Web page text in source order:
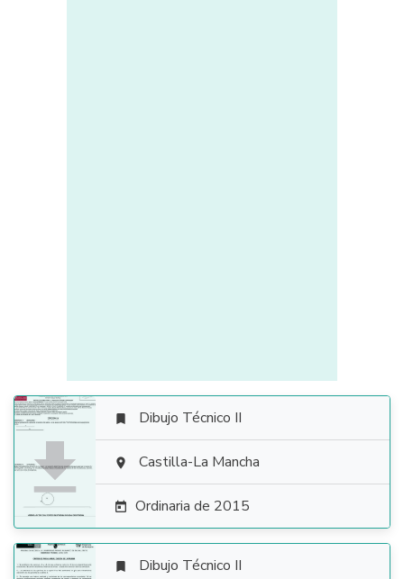

 Dibujo Técnico II
 Castilla-La Mancha
 Ordinaria de 2015
 Dibujo Técnico II